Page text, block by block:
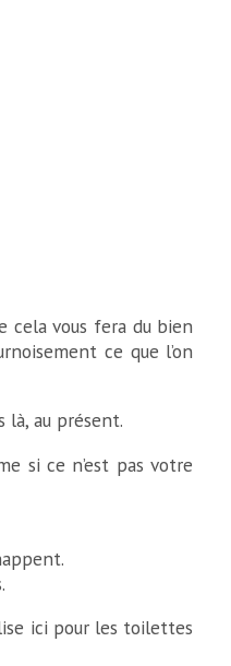
cela vous fera du bien
ce que l’on
là, au présent.
si ce n’est pas votre
ici pour les toilettes